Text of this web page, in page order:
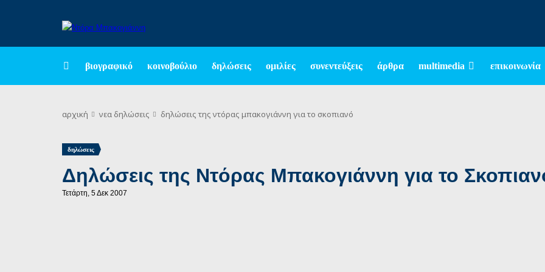
βιογραφικό κοινοβούλιο δηλώσεις ομιλίες συνεντεύξεις άρθρα multimedia επικοινωνία
αρχική νεα δηλώσεις δηλώσεις της ντόρας μπακογιάννη για το σκοπιανό
δηλώσεις
Δηλώσεις της Ντόρας Μπακογιάννη για το
Τετάρτη, 5 Δεκ 2007